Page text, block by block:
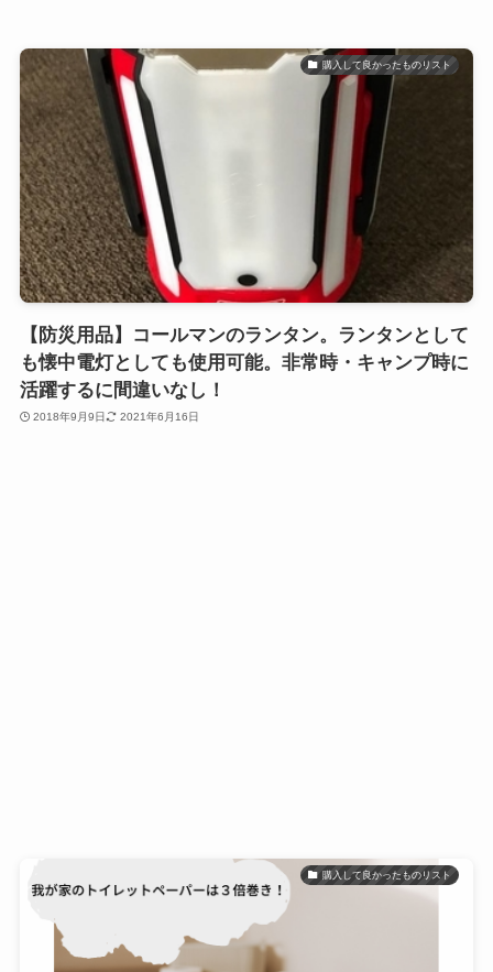
購入して良かったものリスト
【防災用品】コールマンのランタン。ランタンとして
も懐中電灯としても使用可能。非常時・キャンプ時に
活躍するに間違いなし！
2018年9月9日 2021年6月16日
購入して良かったものリスト